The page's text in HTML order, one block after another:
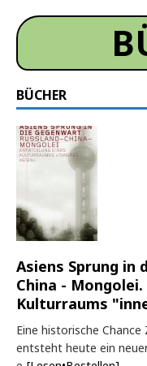
BÜCHER
Asiens Sprung in
China -
Kulturraums
Eine historische Chance
entsteht heute ein